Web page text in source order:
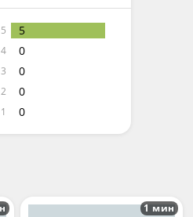
5 5
4 0
3 0
2 0
1 0
1 мин